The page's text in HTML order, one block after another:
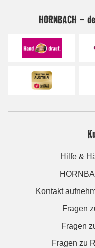
HORNBACH -
Hilfe &
Kontakt
Fragen
Fragen
Fragen zu